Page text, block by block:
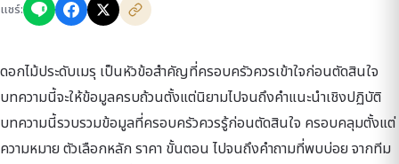
แชร์:
ดอกไม้ประดับเมรุ เป็นหัวข้อสำคัญที่ครอบครัวควรเข้าใจก่อนตัดสินใจ
บทความนี้จะให้ข้อมูลครบถ้วนตั้งแต่นิยามไปจนถึงคำแนะนำเชิงปฏิบัติ
บทความนี้รวบรวมข้อมูลที่ครอบครัวควรรู้ก่อนตัดสินใจ ครอบคลุมตั้งแต่
ความหมาย ตัวเลือกหลัก ราคา ขั้นตอน ไปจนถึงคำถามที่พบบ่อย จากทีม